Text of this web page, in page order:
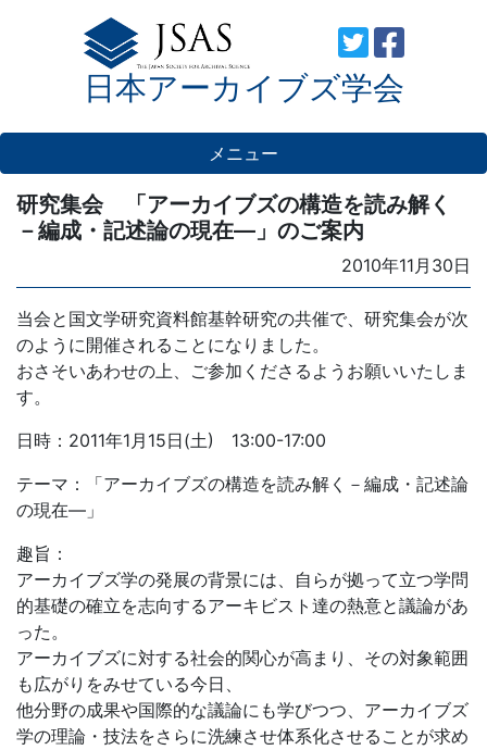
日本アーカイブズ学会
メニュー
研究集会 「アーカイブズの構造を読み解く
－編成・記述論の現在―」のご案内
Posted
on
2010年11月30日
当会と国文学研究資料館基幹研究の共催で、研究集会が次
のように開催されることになりました。
おさそいあわせの上、ご参加くださるようお願いいたしま
す。
日時：2011年1月15日(土) 13:00-17:00
テーマ：「アーカイブズの構造を読み解く－編成・記述論
の現在―」
趣旨：
アーカイブズ学の発展の背景には、自らが拠って立つ学問
的基礎の確立を志向するアーキビスト達の熱意と議論があ
った。
アーカイブズに対する社会的関心が高まり、その対象範囲
も広がりをみせている今日、
他分野の成果や国際的な議論にも学びつつ、アーカイブズ
学の理論・技法をさらに洗練させ体系化させることが求め